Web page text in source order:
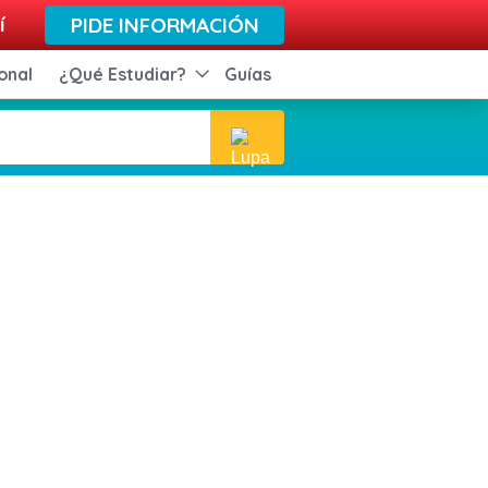
PIDE INFORMACIÓN
¿Qué Estudiar? Guías